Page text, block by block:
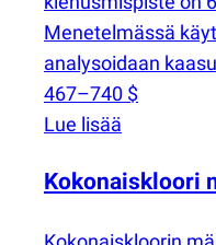
Menetelmässä
analysoidaan
467–740 $
Lue lisää
Kokonaiskloori